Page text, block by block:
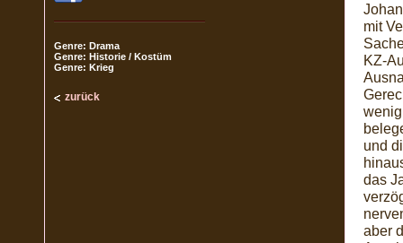
Genre: Drama
Genre: Historie / Kostüm
Genre: Krieg
zurück
mit
KZ-
und
das
aber